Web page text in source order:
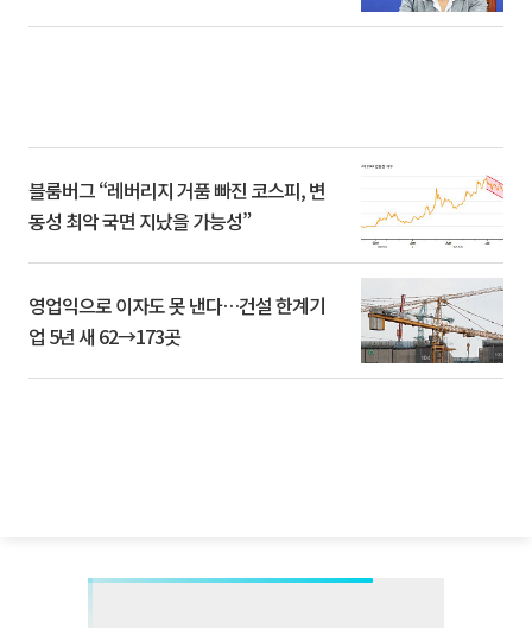
블룸버그 “레버리지 거품 빠진 코스피, 변
동성 최악 국면 지났을 가능성”
영업익으로 이자도 못 낸다…건설 한계기
업 5년 새 62→173곳